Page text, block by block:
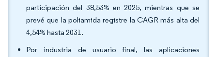
participación del 38,53% en 2025, mientras que se
prevé que la poliamida registre la CAGR más alta del
4,54% hasta 2031.
Por industria de usuario final, las aplicaciones